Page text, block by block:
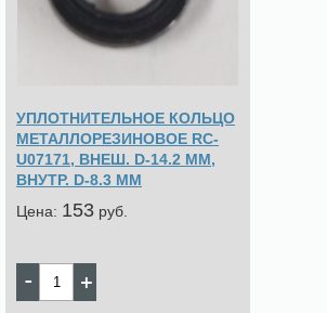
УПЛОТНИТЕЛЬНОЕ КОЛЬЦО
МЕТАЛЛОРЕЗИНОВОЕ RC-
U07171, ВНЕШ. D-14.2 MM,
ВНУТР. D-8.3 MM
Цена: 153 pуб.